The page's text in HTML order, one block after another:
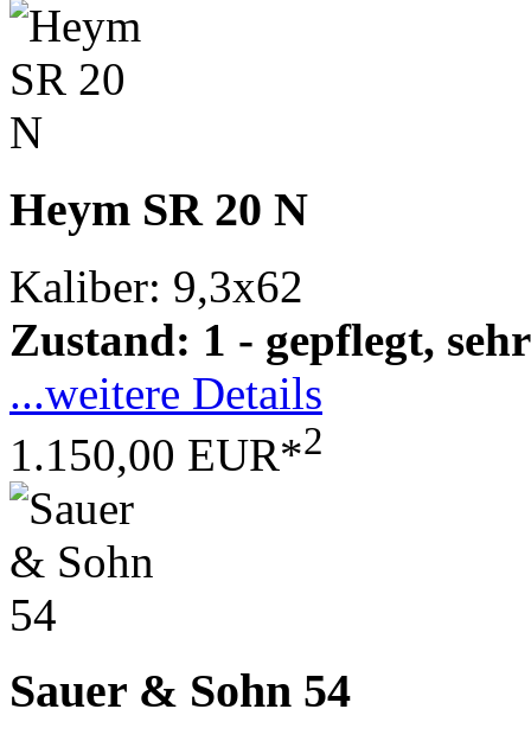
Heym SR 20 N
Kaliber: 9,3x62
Zustand: 1 - gepflegt,
...weitere Details
1.150,00 EUR*2
Sauer & Sohn 54